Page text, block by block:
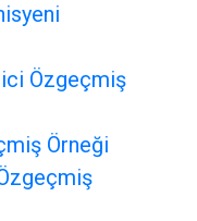
Özgeçmiş
Örneği